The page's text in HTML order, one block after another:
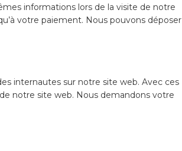
informations lors de la visite de notre
votre paiement. Nous pouvons déposer
internautes sur notre site web. Avec ces
notre site web. Nous demandons votre